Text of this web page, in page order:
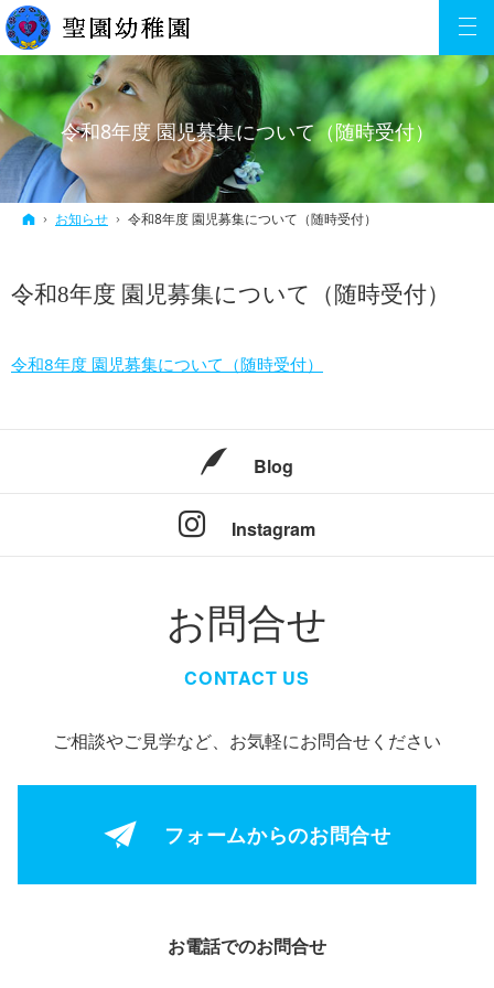
令和8年度 園児募集について（随時受付）
ホーム
お知らせ 令和8年度 園児募集について（随時受付）
令和8年度 園児募集について（随時受付）
令和8年度 園児募集について（随時受付）
Blog
Instagram
お問合せ
CONTACT US
ご相談やご見学など、お気軽にお問合せください
フォームからのお問合せ
お電話でのお問合せ